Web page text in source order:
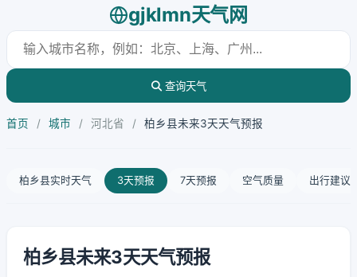
gjklmn天气网
查询天气
首页 / 城市 / 河北省 / 柏乡县未来3天天气预报
柏乡县实时天气 3天预报 7天预报 空气质量 出行建议
柏乡县未来3天天气预报